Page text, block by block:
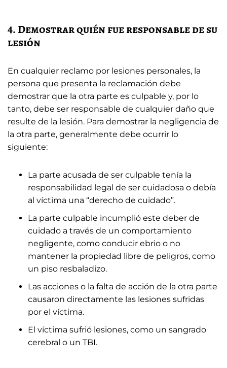
4. Demostrar quién fue responsable de su
lesión
En cualquier reclamo por lesiones personales, la
persona que presenta la reclamación debe
demostrar que la otra parte es culpable y, por lo
tanto, debe ser responsable de cualquier daño que
resulte de la lesión. Para demostrar la negligencia de
la otra parte, generalmente debe ocurrir lo
siguiente:
La parte acusada de ser culpable tenía la
responsabilidad legal de ser cuidadosa o debía
al víctima una “derecho de cuidado”.
La parte culpable incumplió este deber de
cuidado a través de un comportamiento
negligente, como conducir ebrio o no
mantener la propiedad libre de peligros, como
un piso resbaladizo.
Las acciones o la falta de acción de la otra parte
causaron directamente las lesiones sufridas
por el víctima.
El víctima sufrió lesiones, como un sangrado
cerebral o un TBI.